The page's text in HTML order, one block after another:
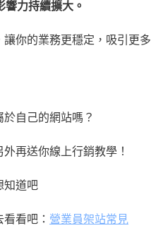
力持續擴大。
你的業務更穩定，吸引更多
自己的網站嗎？
再送你線上行銷教學！
知道吧
看吧： 營業員架站常見